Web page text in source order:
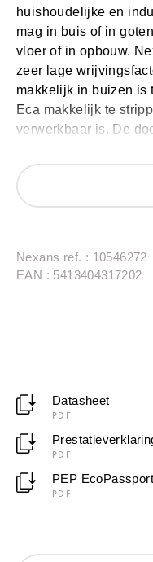
huishoudelijke en
mag in buis of in
vloer of in opbouw.
zeer lage
makkelijk in buizen is
Eca makkelijk te
verwerkbaar is. De
is duidelijk leesbaar
juiste draad meteen
bovendienextra
trekt de draad nog
Nexans ref. : 10546272
EAN : 5413404317202
Datasheet
PDF
PDF
PEP
PDF